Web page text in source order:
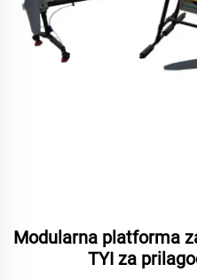
Modularna platforma
TYI za